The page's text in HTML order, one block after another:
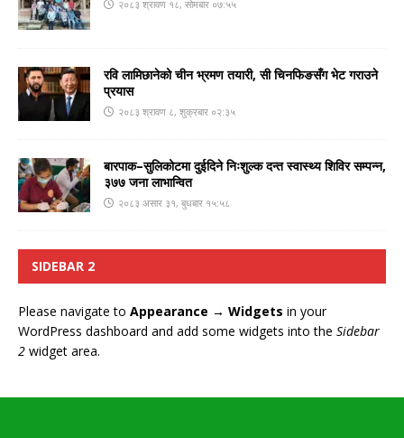
२०८३ श्रावण १८, सोमबार ०७:५५
रवि लामिछानेको चीन भ्रमण तयारी, सी चिनफिङसँग भेट गराउने
प्रयास
२०८३ श्रावण ८, शुक्रबार ०२:३५
बारपाक–सुलिकोटमा दुईदिने निःशुल्क दन्त स्वास्थ्य शिविर सम्पन्न,
३७७ जना लाभान्वित
२०८३ असार ३१, बुधबार १५:५८
SIDEBAR 2
Please navigate to Appearance → Widgets in your
WordPress dashboard and add some widgets into the Sidebar
2 widget area.